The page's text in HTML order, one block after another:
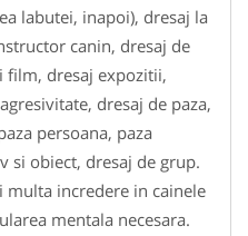
labutei, inapoi), dresaj la
canin, dresaj de
film, dresaj expozitii,
dresaj de paza,
persoana, paza
si obiect, dresaj de grup.
multa incredere in cainele
mentala necesara.